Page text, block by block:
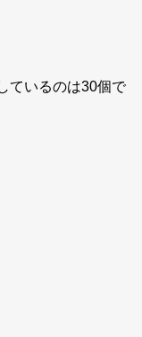
ているのは30個で